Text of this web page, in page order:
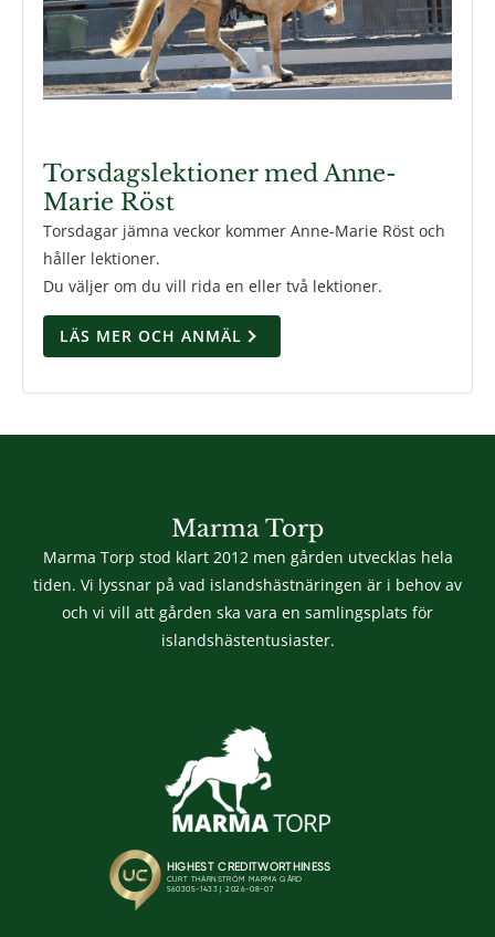
Torsdagslektioner med Anne-
Marie Röst
Torsdagar jämna veckor kommer Anne-Marie Röst och
håller lektioner.
Du väljer om du vill rida en eller två lektioner.
LÄS MER OCH ANMÄL
Marma Torp
Marma Torp stod klart 2012 men gården utvecklas hela
tiden. Vi lyssnar på vad islandshästnäringen är i behov av
och vi vill att gården ska vara en samlingsplats för
islandshästentusiaster.